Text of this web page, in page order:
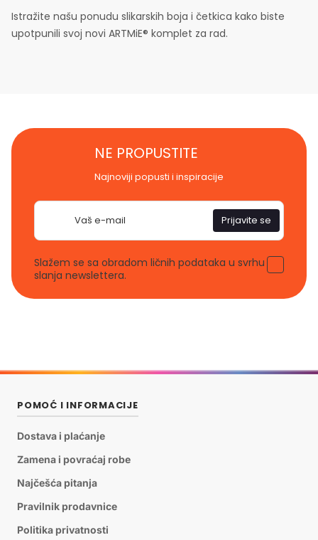
Istražite našu ponudu slikarskih boja i četkica kako biste
upotpunili svoj novi ARTMiE® komplet za rad.
NE PROPUSTITE
Najnoviji popusti i inspiracije
Prijavite se
Slažem se sa obradom ličnih podataka u svrhu
slanja newslettera.
POMOĆ I INFORMACIJE
Dostava i plaćanje
Zamena i povraćaj robe
Najčešća pitanja
Pravilnik prodavnice
Politika privatnosti